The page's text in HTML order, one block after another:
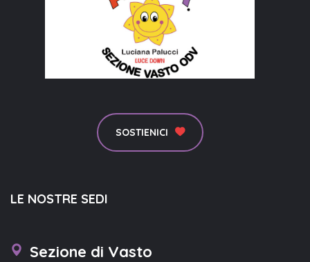
SOSTIENICI
LE NOSTRE SEDI
Sezione di Vasto